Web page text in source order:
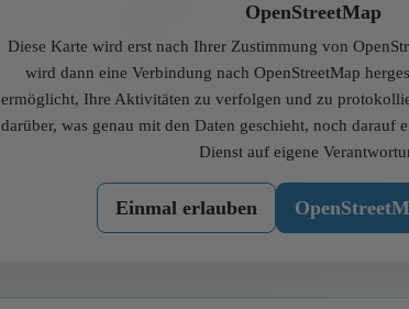
OpenStreetMap
Diese Karte wird erst nach Ihrer Zustimmung von
wird dann eine Verbindung nach OpenStreetMap
ermöglicht, Ihre Aktivitäten zu verfolgen und zu
darüber, was genau mit den Daten geschieht, noch darauf
Dienst auf eigene
Einmal erlauben